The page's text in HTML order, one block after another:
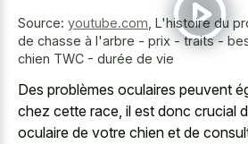
Source: youtube.com L'histoire du
de chasse à l'arbre - prix - traits -
chien TWC - durée de vie
Des problèmes oculaires peuvent
chez cette race, il est donc crucial
oculaire de votre chien et de